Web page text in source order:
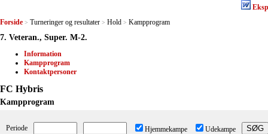
Forside > Turneringer og resultater > Hold > Kampprogram
7. Veteran., Super. M-2.
Information
Kampprogram
Kontaktpersoner
FC Hybris
Kampprogram
Periode Hjemmekampe Udekampe